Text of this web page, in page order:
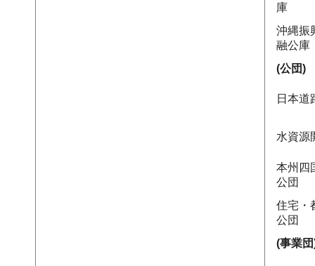
庫
沖縄振
融公庫
(公団)
日本道
水資源
本州四
公団
住宅・
公団
(事業